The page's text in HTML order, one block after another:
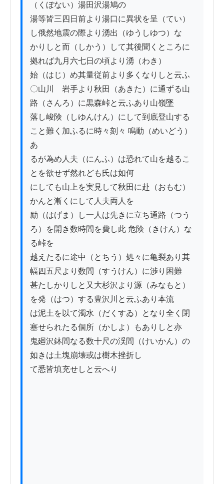
（くぼない）湯田沢湯鳩の
湯等皆三四日前より湯口に異状を呈（てい）
し俄然地震の際より湧出（ゆうしゆつ）な
かりしと而（しかう）して其後聞くところに
拠れば九月六七日の頃より湧（わき）
始（はじ）め其量従前より多くなりしと云ふ
〇山川　岩手より秋田（あきた）に通ずる山
路（さんろ）に黒森峠と云ふあり山嶺墜
落し峻険（しゆんけん）にして到底登山する
こと難く加ふるに時々刻々 鳴動（めいどう）
あ
るが為め人夫（にんふ）は恐れて山を越るこ
とを欲せず然れども氏は如何
にしても山上を実見して秋田に赴（おもむ）
かんと漸くにして人夫両人を
励（はげま）し一人は先きに立ち通路（つう
ろ）を開き数時間を費し此 危険（きけん）な
る峠を
越えたるに途中（とちう）処々に亀裂あり其
幅四五尺より数間（すうけん）に渉り困難
甚たしかりしと又大杉沢より源（みなもと）
を発（はつ）する豊沢川と云ふあり本流
は泥土を以て濁水（だくすゐ）となり全く閉
塞せられたる個所（かしよ）もありしと亦
鬼廻沢鉢間なる数十尺の渓間（けいかん）の
如きは土塊崩壊或は樹木挫折し
て悉皆填充せしと云へり